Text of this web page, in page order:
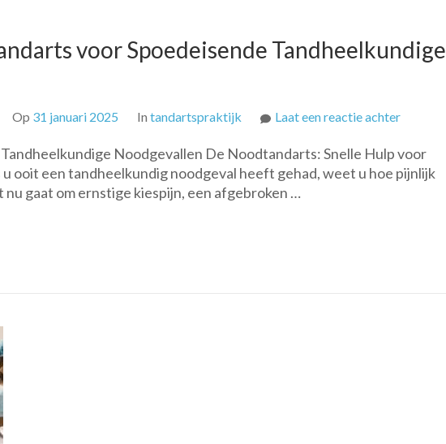
voor Spoedeisende Tandheelkundige
Op 31 januari 2025 In tandartspraktijk Laat een reactie achterop
Hulp:
De
Noodgevallen De Noodtandarts: Snelle Hulp voor
ooit een tandheelkundig noodgeval heeft gehad, weet u hoe pijnlijk
gaat om ernstige kiespijn, een afgebroken …